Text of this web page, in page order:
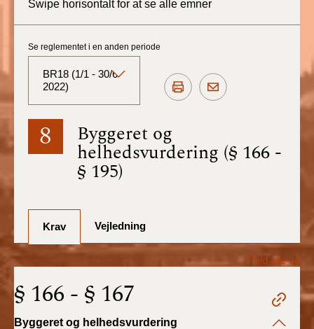
Swipe horisontalt for at se alle emner
8 Byggeret og
helhedsvurdering (§ 166 -
§ 195)
Se reglementet i en anden periode
BR18 (1/1 - 30/6
2022)
BR18 (Aktuelt)
BR18 (1/7-31/12
BR18 (1/1-30/6
2025)
2024)
BR18 (1/1- 30/06
2024)
Krav Vejledning
Fold alle ud
§ 166 - § 167
Byggeret og helhedsvurdering